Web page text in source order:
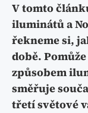
V tomto
iluminátů a
řekneme si,
době.
způsobem
směřuje
třetí světové